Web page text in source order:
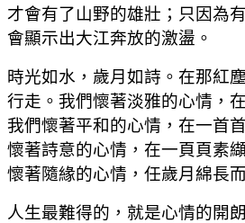
才會有了山野的雄壯；只因為
會顯示出大江奔放的激盪。
時光如水，歲月如詩。在那紅
行走。我們懷著淡雅的心情，
我們懷著平和的心情，在一首
懷著詩意的心情，在一頁頁素
懷著隨緣的心情，任歲月綿長
人生最難得的，就是心情的開朗